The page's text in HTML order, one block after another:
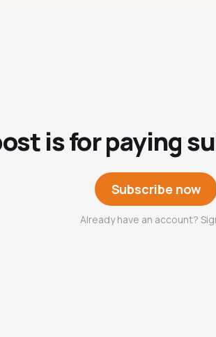
is for paying
Subscribe now
Already have an account?